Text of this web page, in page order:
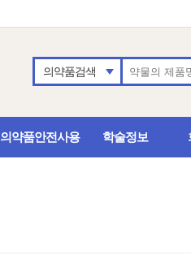
의약품검색
의약품안전사용 학술정보